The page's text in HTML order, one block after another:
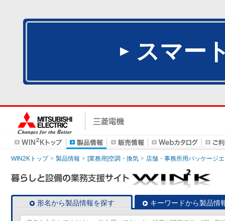
スマー
WIN2Kトップ 製品情報 [業務用]空調・換気 店舗・事務所用パッケージ
形名から製品情報を探す キーワードから製品情